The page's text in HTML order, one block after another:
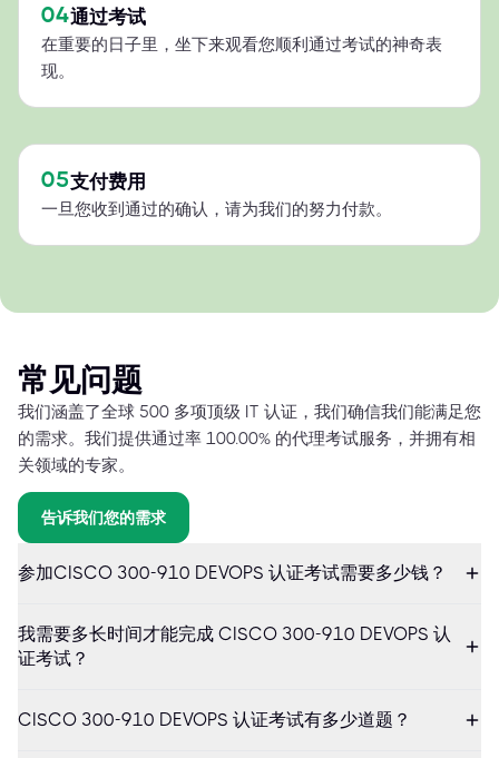
04通过考试
在重要的日子里，坐下来观看您顺利通过考试的神奇表
现。
05支付费用
一旦您收到通过的确认，请为我们的努力付款。
常见问题
我们涵盖了全球 500 多项顶级 IT 认证，我们确信我们能满足您
的需求。我们提供通过率 100.00% 的代理考试服务，并拥有相
关领域的专家。
告诉我们您的需求
参加CISCO 300-910 DEVOPS 认证考试需要多少钱？
我需要多长时间才能完成 CISCO 300-910 DEVOPS 认
证考试？
CISCO 300-910 DEVOPS 认证考试有多少道题？